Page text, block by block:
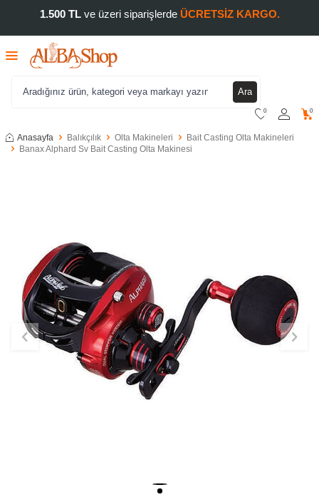
1.500 TLve üzeri siparişlerde ÜCRETSİZ KARGO.
Ara
0 0
Anasayfa Balıkçılık Olta Makineleri
Bait Casting Olta Makineleri
Banax Alphard Sv Bait Casting Olta Makinesi